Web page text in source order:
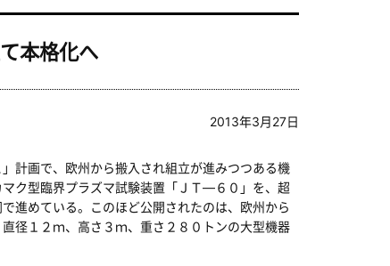
本格化へ
2013年3月27日
計画で、欧州から搬入され組立が進みつつある機
ク型臨界プラズマ試験装置「ＪＴ―６０」を、超
進めている。このほど公開されたのは、欧州から
径１２ｍ、高さ３ｍ、重さ２８０トンの大型機器